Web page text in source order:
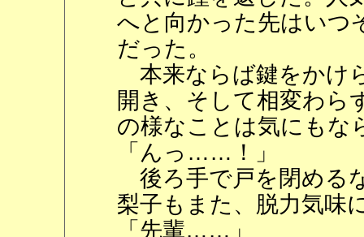
へと向かった先はいつ
だった。
本来ならば鍵をかけ
開き、そして相変わら
の様なことは気にもな
「んっ……！」
後ろ手で戸を閉める
梨子もまた、脱力気味
「先輩……」